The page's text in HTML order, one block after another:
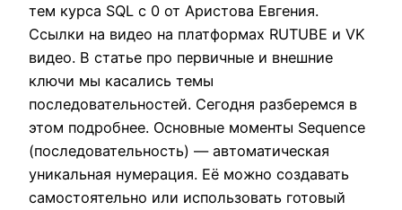
тем курса SQL c 0 от Аристова Евгения.
Ссылки на видео на платформах RUTUBE и VK
видео. В статье про первичные и внешние
ключи мы касались темы
последовательностей. Сегодня разберемся в
этом подробнее. Основные моменты Sequence
(последовательность) — автоматическая
уникальная нумерация. Её можно создавать
самостоятельно или использовать готовый